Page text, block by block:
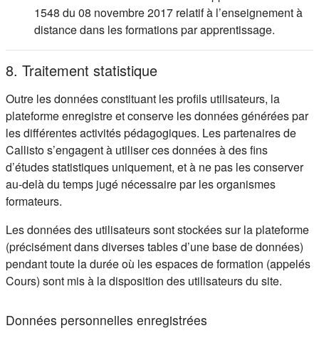
1548 du 08 novembre 2017 relatif à l’enseignement à
distance dans les formations par apprentissage.
8. Traitement statistique
Outre les données constituant les profils utilisateurs, la
plateforme enregistre et conserve les données générées par
les différentes activités pédagogiques. Les partenaires de
Callisto s’engagent à utiliser ces données à des fins
d’études statistiques uniquement, et à ne pas les conserver
au-delà du temps jugé nécessaire par les organismes
formateurs.
Les données des utilisateurs sont stockées sur la plateforme
(précisément dans diverses tables d’une base de données)
pendant toute la durée où les espaces de formation (appelés
Cours) sont mis à la disposition des utilisateurs du site.
Données personnelles enregistrées